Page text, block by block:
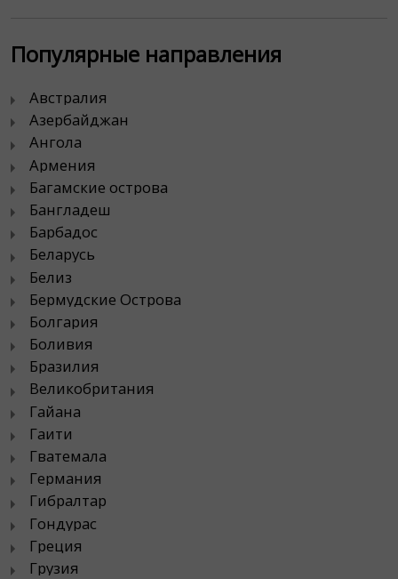
Популярные направления
Австралия
Азербайджан
Ангола
Армения
Багамские острова
Бангладеш
Барбадос
Беларусь
Белиз
Бермудские Острова
Болгария
Боливия
Бразилия
Великобритания
Гайана
Гаити
Гватемала
Германия
Гибралтар
Гондурас
Греция
Грузия